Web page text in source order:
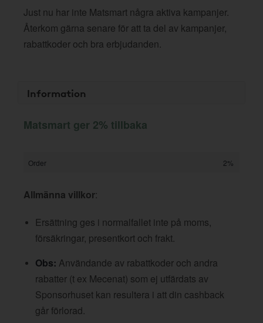
Just nu har inte Matsmart några aktiva kampanjer.
Återkom gärna senare för att ta del av kampanjer,
rabattkoder och bra erbjudanden.
Information
Matsmart ger 2% tillbaka
Order 2%
Allmänna villkor:
Ersättning ges i normalfallet inte på moms,
försäkringar, presentkort och frakt.
Obs: Användande av rabattkoder och andra
rabatter (t ex Mecenat) som ej utfärdats av
Sponsorhuset kan resultera i att din cashback
går förlorad.